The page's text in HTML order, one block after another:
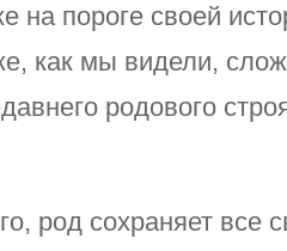
на пороге своей
как мы видели,
родового
род сохраняет все